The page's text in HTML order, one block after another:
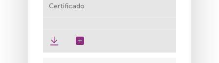
Certificado